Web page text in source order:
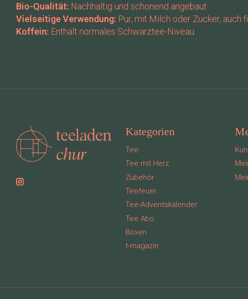
Bio-Qualität: Nachhaltig und schonend angebaut
Vielseitige Verwendung: Pur, mit Milch oder Zucker, auch
Koffein: Enthält normales Schwarztee-Niveau
Kategorien
Tee
Tee mit Herz
Zubehör
Teefeuer
Tee-Adventskalender
Tee Abo
Boxen
t-magazin